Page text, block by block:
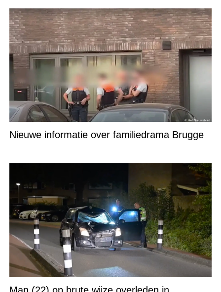
Nieuwe informatie over familiedrama Brugge